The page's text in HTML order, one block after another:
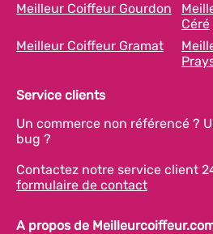
Meilleur Coiffeur Gourdon
Céré
Meilleur Coiffeur Gramat
Service clients
Un commerce non référencé ?
bug ?
Contactez notre service client
formulaire de contact
A propos de